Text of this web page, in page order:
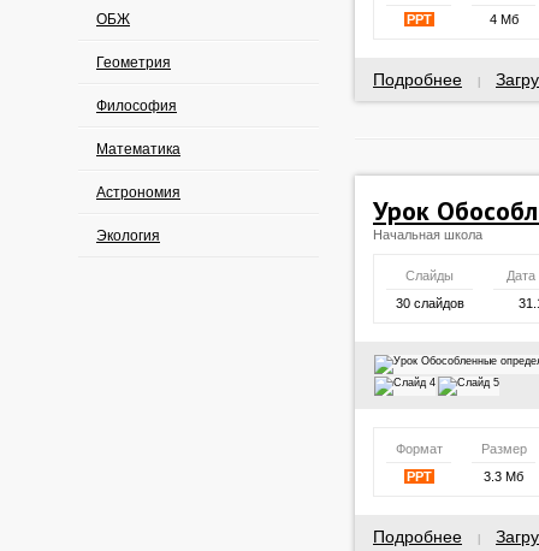
ОБЖ
Геометрия
Философия
Математика
Астрономия
Экология
PPT
4 Мб
Подробнее
Урок
Начальная школа
Слайды
Дата
30 слайдов
Формат
Размер
PPT
3.3 Мб
Подробнее